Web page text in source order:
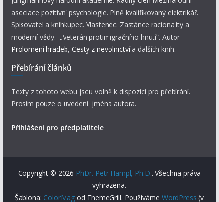
asociace pozitivní psychologie. Plně kvalifikovaný elektrikář.
Spisovatel a knihkupec. Vlastenec. Zastánce racionality a
moderní vědy. „Veterán protimigračního hnutí“. Autor
Prolomení hradeb, Cesty z nevolnictví a dalších knih.
Přebírání článků
Texty z tohoto webu jsou volně k dispozici pro přebírání.
Prosím pouze o uvedení jména autora.
Přihlášení pro předplatitele
Copyright © 2026 PhDr. Petr Hampl, Ph.D.. Všechna práva
vyhrazena.
Šablona: ColorMag od ThemeGrill. PoužívámeWordPress (v